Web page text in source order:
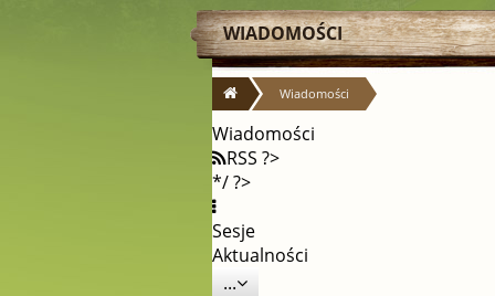
WIADOMOŚCI
Wiadomości
Wiadomości
RSS ?>
*/ ?>
Sesje
Aktualności
...